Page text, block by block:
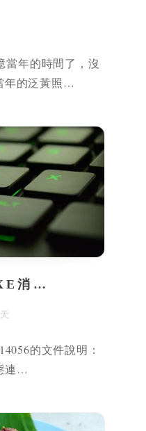
當年的時間了，沒
年的泛黃照…
消…
的文件說明：
連…